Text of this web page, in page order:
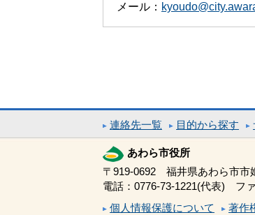
メール：
連絡先一覧 目的から探す
あわら市役所
〒919-0692 福井県あわら市市
電話：0776-73-1221(代表) フ
個人情報保護について
著作